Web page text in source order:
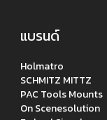
แบรนด์
Holmatro
SCHMITZ MITTZ
PAC Tools Mounts
On Scenesolution